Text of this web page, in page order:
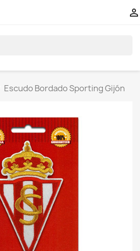

Escudo Bordado Sporting Gijón